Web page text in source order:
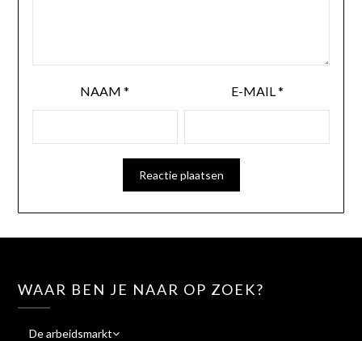
NAAM* E-MAIL *
WAAR BEN JE NAAR OP ZOEK?
De arbeidsmarkt